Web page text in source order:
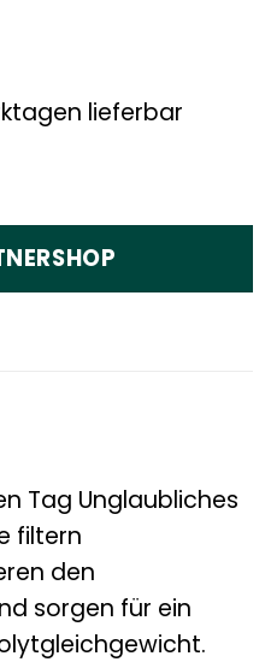
lieferbar
Tag Unglaubliches
filtern
den
sorgen für ein